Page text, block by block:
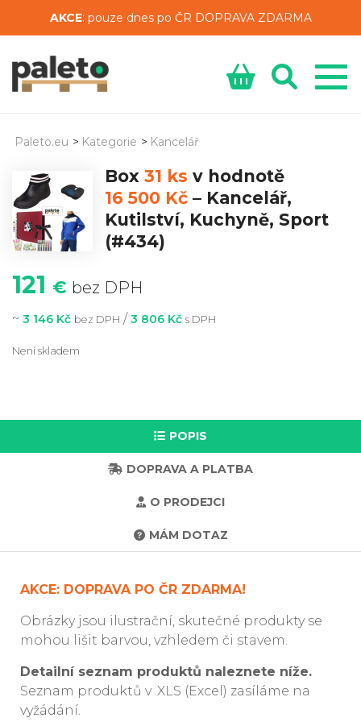
AKCE: pouze dnes po ČR DOPRAVA ZDARMA
Paleto.eu > Kategorie > Kancelář
Box 31 ks v hodnotě
16 500 Kč – Kancelář,
Kutilství, Kuchyně, Sport
(#434)
121 € bez DPH
~ 3 146 Kč bez DPH / 3 806 Kč s DPH
Není skladem
POPIS
DOPRAVA A PLATBA
O PRODEJCI
MÁM DOTAZ
AKCE: DOPRAVA PO ČR ZDARMA!
Obrázky jsou ilustrační, skutečné produkty se
mohou lišit barvou, vzhledem či stavem.
Detailní seznam produktů naleznete níže.
Seznam produktů v .XLS (Excel) zasíláme na
vyžádání.